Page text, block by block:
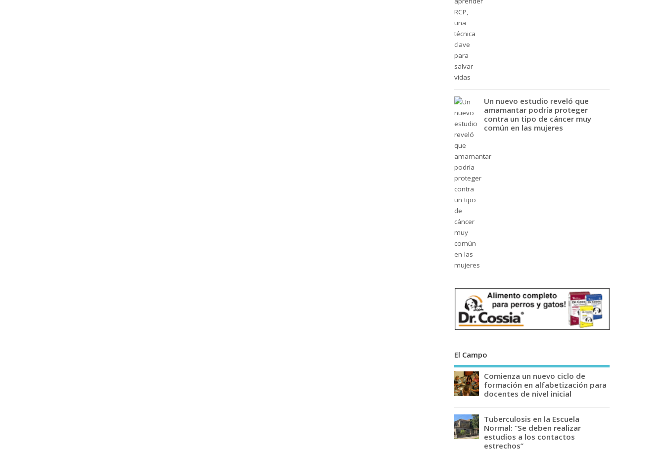
Un nuevo estudio reveló que
amamantar podría proteger
contra un tipo de cáncer muy
común en las mujeres
El Campo
Comienza un nuevo ciclo de
formación en alfabetización para
docentes de nivel inicial
Tuberculosis en la Escuela
Normal: “Se deben realizar
estudios a los contactos
estrechos”